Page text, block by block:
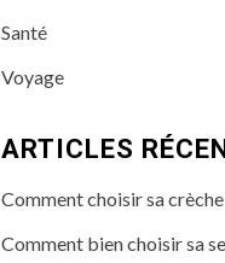
Santé
Voyage
ARTICLES
Comment choisir sa crèche
Comment bien choisir sa